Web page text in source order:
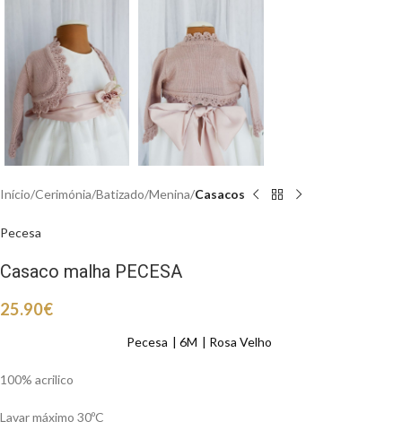
Início Cerimónia Batizado Menina Casacos
Pecesa
Casaco malha PECESA
25.90€
Pecesa 6M Rosa Velho
100% acrilico
Lavar máximo 30ºC